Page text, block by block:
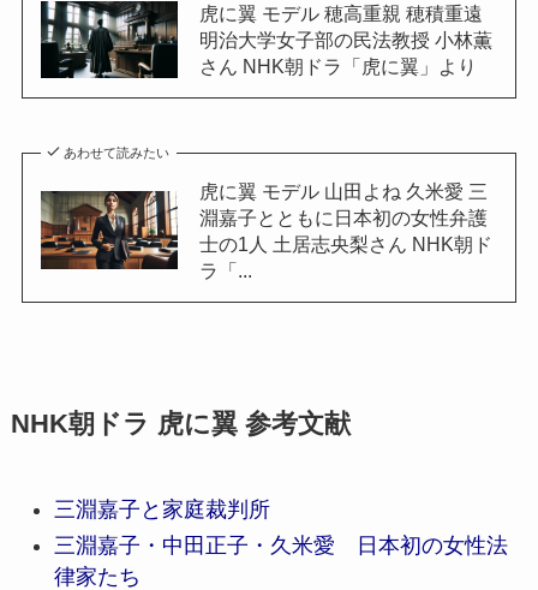
虎に翼 モデル 穂高重親 穂積重遠
明治大学女子部の民法教授 小林薫
さん NHK朝ドラ「虎に翼」より
あわせて読みたい
虎に翼 モデル 山田よね 久米愛 三
淵嘉子とともに日本初の女性弁護
士の1人 土居志央梨さん NHK朝ド
ラ「...
NHK朝ドラ 虎に翼 参考文献
三淵嘉子と家庭裁判所
三淵嘉子・中田正子・久米愛 日本初の女性法
律家たち